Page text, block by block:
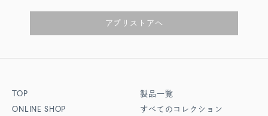
アプリストアへ
TOP
ONLINE SHOP
製品一覧
すべてのコレクション